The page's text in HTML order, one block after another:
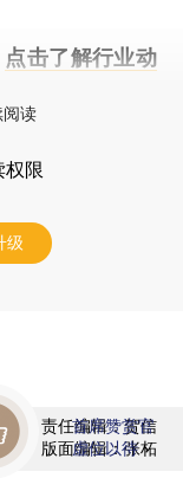
点击了解行业动
阅读
权限
级
责任编辑：贺信
版面编辑：张柘
首席赞赏官
虚位以待